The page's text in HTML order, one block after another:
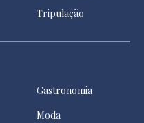
Tripulação
Gastronomia
Moda